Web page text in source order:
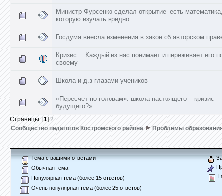
Министр Фурсенко сделал открытие: есть математика,
которую изучать вредно
Госдума внесла изменения в закон об авторском
Кризис… Каждый из нас понимает и переживает его
своему
Школа и д.з глазами учеников
«Пересчет по головам»: школа настоящего – кризис
будущего?»
Страницы: [1] 2
Сообщество педагогов Костромского района Проблемы
Тема с вашими ответами
Обычная тема
Популярная тема (более 15 ответов)
Очень популярная тема (более 25 ответов)